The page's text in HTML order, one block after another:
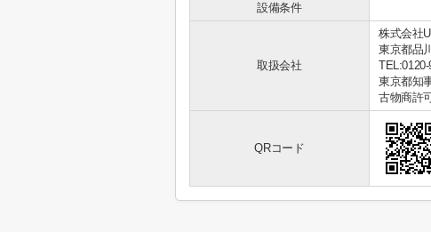
設備条件
取扱会社
株式会社
東京都品
TEL:0120-
東京都知
古物商許
QRコード